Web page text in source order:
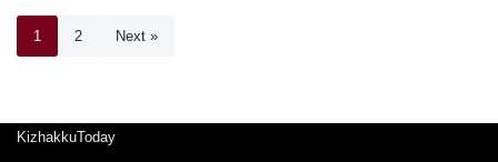
1 2 Next »
KizhakkuToday